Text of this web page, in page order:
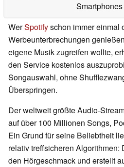
WerSpotifyschon immer einmal
Werbeunterbrechungen
eigene Musik zugreifen wollte,
den Service kostenlos
Songauswahl, ohne
Überspringen.
Der weltweit größte Audio-
auf über 100 Millionen Songs,
Ein Grund für seine Beliebtheit
relativ treffsicheren Algorithmen:
den Hörgeschmack und erstellt